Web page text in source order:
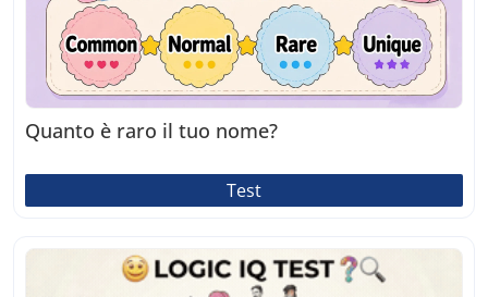
Quanto è raro il tuo nome?
Test